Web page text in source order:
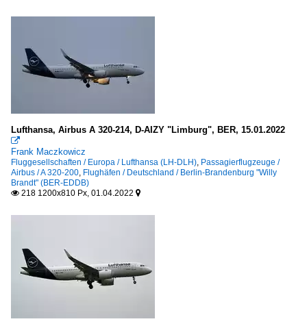
Lufthansa, Airbus A 320-214, D-AIZY "Limburg", BER, 15.01.2022

Frank Maczkowicz
Fluggesellschaften / Europa / Lufthansa (LH-DLH), Passagierflugzeuge /
Airbus / A 320-200, Flughäfen / Deutschland / Berlin-Brandenburg "Willy
Brandt" (BER-EDDB)
 218 1200x810 Px, 01.04.2022 